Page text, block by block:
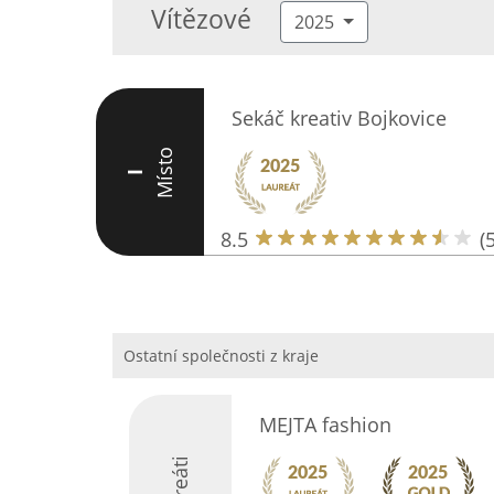
Vítězové 2025
I Místo
Sekáč kreativ Bojkovice
8.5
Ostatní společnosti z kraje
MEJTA fashion